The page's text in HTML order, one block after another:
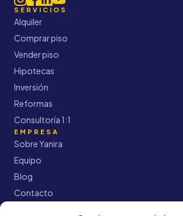
SERVICIOS
Alquiler
Comprar piso
Vender piso
Hipotecas
Inversión
Reformas
Consultoría 1:1
EMPRESA
Sobre Yanira
Equipo
Blog
Contacto